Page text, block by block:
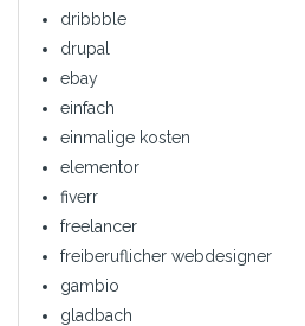
dribbble
drupal
ebay
einfach
einmalige kosten
elementor
fiverr
freelancer
freiberuflicher webdesigner
gambio
gladbach